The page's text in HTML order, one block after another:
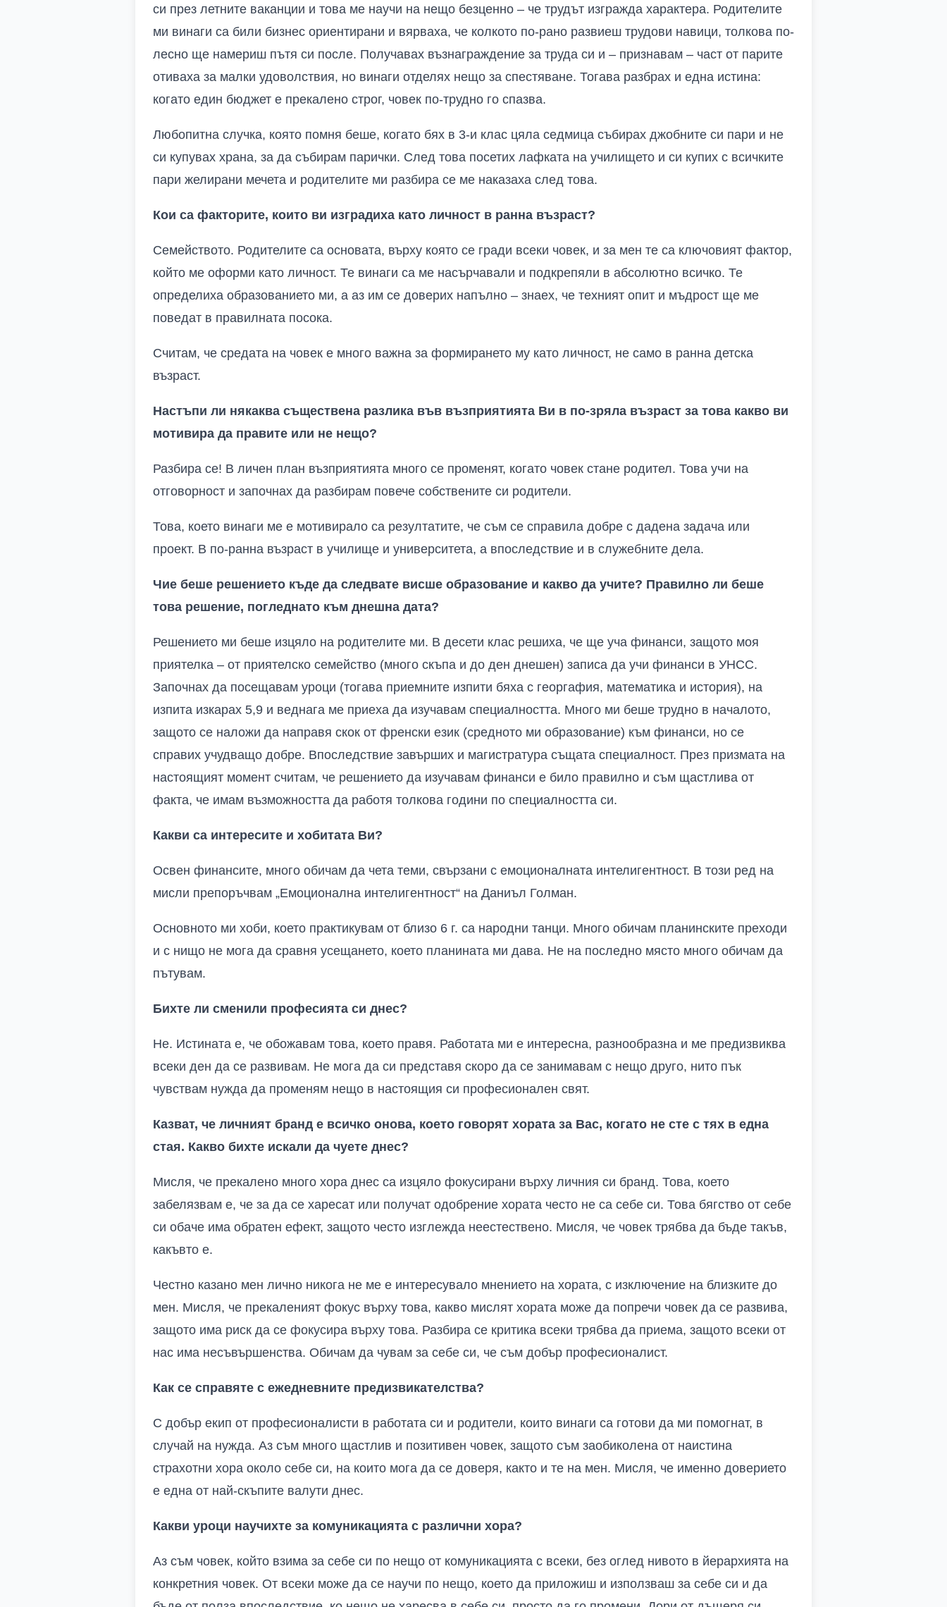
си през летните ваканции и това ме научи на нещо безценно – че трудът изгражда характера. Родителите
ми винаги са били бизнес ориентирани и вярваха, че колкото по-рано развиеш трудови навици, толкова по-
лесно ще намериш пътя си после. Получавах възнаграждение за труда си и – признавам – част от парите
отиваха за малки удоволствия, но винаги отделях нещо за спестяване. Тогава разбрах и една истина:
когато един бюджет е прекалено строг, човек по-трудно го спазва.
Любопитна случка, която помня беше, когато бях в 3-и клас цяла седмица събирах джобните си пари и не
си купувах храна, за да събирам парички. След това посетих лафката на училището и си купих с всичките
пари желирани мечета и родителите ми разбира се ме наказаха след това.
Кои са факторите, които ви изградиха като личност в ранна възраст?
Семейството. Родителите са основата, върху която се гради всеки човек, и за мен те са ключовият фактор,
който ме оформи като личност. Те винаги са ме насърчавали и подкрепяли в абсолютно всичко. Те
определиха образованието ми, а аз им се доверих напълно – знаех, че техният опит и мъдрост ще ме
поведат в правилната посока.
Считам, че средата на човек е много важна за формирането му като личност, не само в ранна детска
възраст.
Настъпи ли някаква съществена разлика във възприятията Ви в по-зряла възраст за това какво ви
мотивира да правите или не нещо?
Разбира се! В личен план възприятията много се променят, когато човек стане родител. Това учи на
отговорност и започнах да разбирам повече собствените си родители.
Това, което винаги ме е мотивирало са резултатите, че съм се справила добре с дадена задача или
проект. В по-ранна възраст в училище и университета, а впоследствие и в служебните дела.
Чие беше решението къде да следвате висше образование и какво да учите? Правилно ли беше
това решение, погледнато към днешна дата?
Решението ми беше изцяло на родителите ми. В десети клас решиха, че ще уча финанси, защото моя
приятелка – от приятелско семейство (много скъпа и до ден днешен) записа да учи финанси в УНСС.
Започнах да посещавам уроци (тогава приемните изпити бяха с георгафия, математика и история), на
изпита изкарах 5,9 и веднага ме приеха да изучавам специалността. Много ми беше трудно в началото,
защото се наложи да направя скок от френски език (средното ми образование) към финанси, но се
справих учудващо добре. Впоследствие завърших и магистратура същата специалност. През призмата на
настоящият момент считам, че решението да изучавам финанси е било правилно и съм щастлива от
факта, че имам възможността да работя толкова години по специалността си.
Какви са интересите и хобитата Ви?
Освен финансите, много обичам да чета теми, свързани с емоционалната интелигентност. В този ред на
мисли препоръчвам „Емоционална интелигентност“ на Даниъл Голман.
Основното ми хоби, което практикувам от близо 6 г. са народни танци. Много обичам планинските преходи
и с нищо не мога да сравня усещането, което планината ми дава. Не на последно място много обичам да
пътувам.
Бихте ли сменили професията си днес?
Не. Истината е, че обожавам това, което правя. Работата ми е интересна, разнообразна и ме предизвиква
всеки ден да се развивам. Не мога да си представя скоро да се занимавам с нещо друго, нито пък
чувствам нужда да променям нещо в настоящия си професионален свят.
Казват, че личният бранд е всичко онова, което говорят хората за Вас, когато не сте с тях в една
стая. Какво бихте искали да чуете днес?
Мисля, че прекалено много хора днес са изцяло фокусирани върху личния си бранд. Това, което
забелязвам е, че за да се харесат или получат одобрение хората често не са себе си. Това бягство от себе
си обаче има обратен ефект, защото често изглежда неестествено. Мисля, че човек трябва да бъде такъв,
какъвто е.
Честно казано мен лично никога не ме е интересувало мнението на хората, с изключение на близките до
мен. Мисля, че прекаленият фокус върху това, какво мислят хората може да попречи човек да се развива,
защото има риск да се фокусира върху това. Разбира се критика всеки трябва да приема, защото всеки от
нас има несъвършенства. Обичам да чувам за себе си, че съм добър професионалист.
Как се справяте с ежедневните предизвикателства?
С добър екип от професионалисти в работата си и родители, които винаги са готови да ми помогнат, в
случай на нужда. Аз съм много щастлив и позитивен човек, защото съм заобиколена от наистина
страхотни хора около себе си, на които мога да се доверя, както и те на мен. Мисля, че именно доверието
е една от най-скъпите валути днес.
Какви уроци научихте за комуникацията с различни хора?
Аз съм човек, който взима за себе си по нещо от комуникацията с всеки, без оглед нивото в йерархията на
конкретния човек. От всеки може да се научи по нещо, което да приложиш и използваш за себе си и да